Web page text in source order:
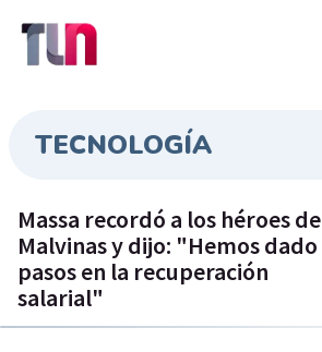
TECNOLOGÍA
Massa recordó a los héroes de
Malvinas y dijo: "Hemos dado
pasos en la recuperación
salarial"